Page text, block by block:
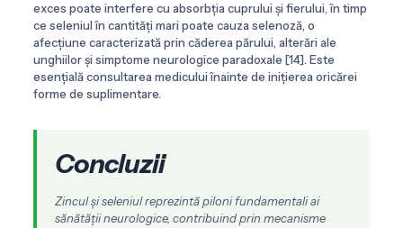
exces poate interfere cu absorbția cuprului și fierului, în timp
ce seleniul în cantități mari poate cauza selenoză, o
afecțiune caracterizată prin căderea părului, alterări ale
unghiilor și simptome neurologice paradoxale [14]. Este
esențială consultarea medicului înainte de inițierea oricărei
forme de suplimentare.
Concluzii
Zincul și seleniul reprezintă piloni fundamentali ai
sănătății neurologice, contribuind prin mecanisme